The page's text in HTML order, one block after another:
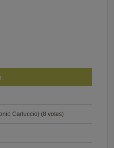
Carluccio) (8 votes)